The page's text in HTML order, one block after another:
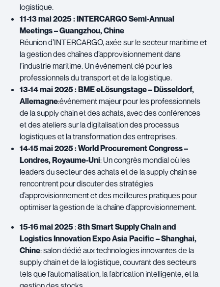
logistique.
11-13 mai 2025 : INTERCARGO Semi-Annual
Meetings – Guangzhou, Chine
Réunion d’INTERCARGO, axée sur le secteur maritime et
la gestion des chaînes d’approvisionnement dans
l’industrie maritime. Un événement clé pour les
professionnels du transport et de la logistique.
13-14 mai 2025 : BME eLösungstage – Düsseldorf,
Allemagne:événement majeur pour les professionnels
de la supply chain et des achats, avec des conférences
et des ateliers sur la digitalisation des processus
logistiques et la transformation des entreprises.
14-15 mai 2025 : World Procurement Congress –
Londres, Royaume-Uni: Un congrès mondial où les
leaders du secteur des achats et de la supply chain se
rencontrent pour discuter des stratégies
d’approvisionnement et des meilleures pratiques pour
optimiser la gestion de la chaîne d’approvisionnement.
15-16 mai 2025:8th Smart Supply Chain and
Logistics Innovation Expo Asia Pacific – Shanghai,
Chine: salon dédié aux technologies innovantes de la
supply chain et de la logistique, couvrant des secteurs
tels que l’automatisation, la fabrication intelligente, et la